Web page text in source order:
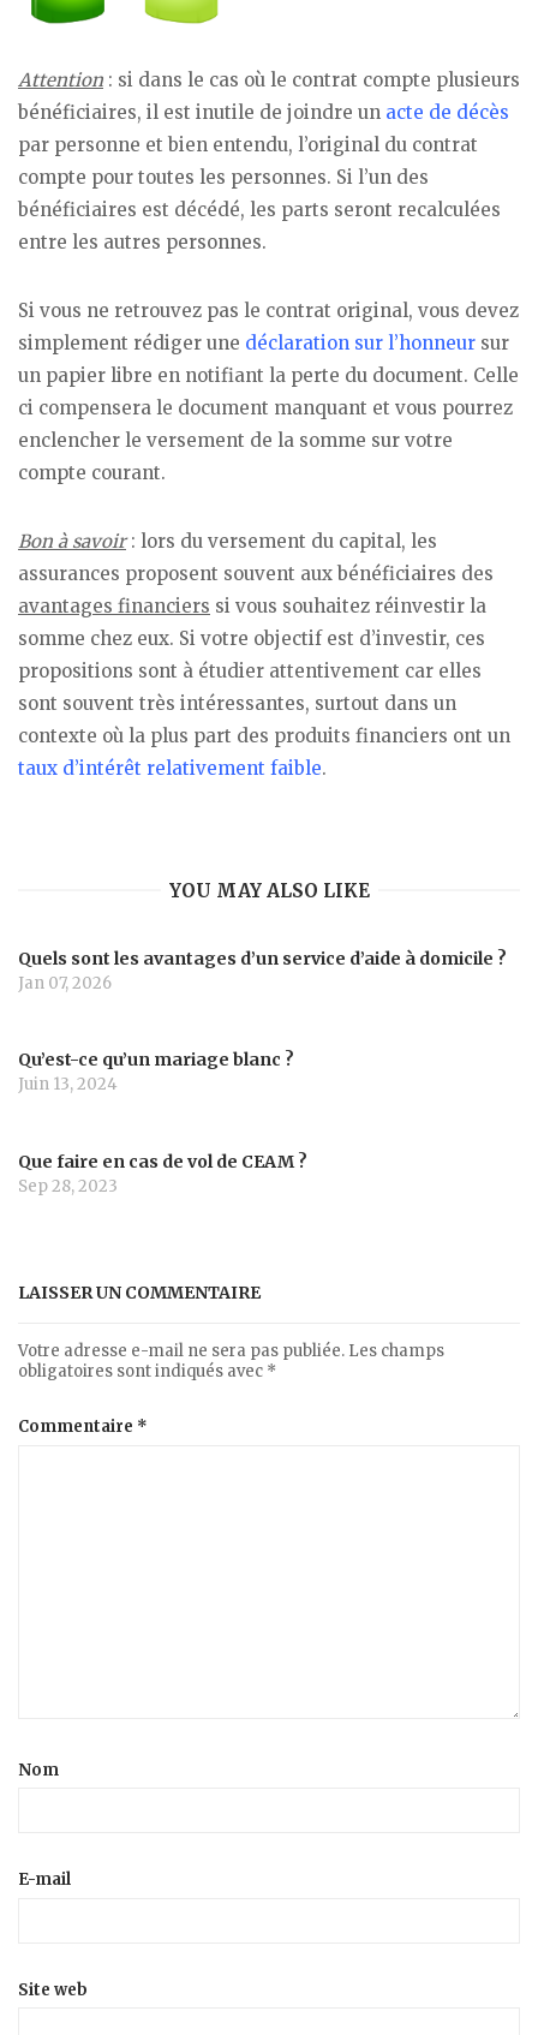
Attention : si dans le cas où le contrat compte plusieurs
bénéficiaires, il est inutile de joindre un acte de décès
par personne et bien entendu, l’original du contrat
compte pour toutes les personnes. Si l’un des
bénéficiaires est décédé, les parts seront recalculées
entre les autres personnes.
Si vous ne retrouvez pas le contrat original, vous devez
simplement rédiger une déclaration sur l’honneur sur
un papier libre en notifiant la perte du document. Celle
ci compensera le document manquant et vous pourrez
enclencher le versement de la somme sur votre
compte courant.
Bon à savoir: lors du versement du capital, les
assurances proposent souvent aux bénéficiaires des
avantages financiers si vous souhaitez réinvestir la
somme chez eux. Si votre objectif est d’investir, ces
propositions sont à étudier attentivement car elles
sont souvent très intéressantes, surtout dans un
contexte où la plus part des produits financiers ont un
taux d’intérêt relativement faible.
YOU MAY ALSO LIKE
Quels sont les avantages d’un service d’aide à domicile ?
Jan 07, 2026
Qu’est-ce qu’un mariage blanc ?
Juin 13, 2024
Que faire en cas de vol de CEAM ?
Sep 28, 2023
LAISSER UN COMMENTAIRE
Votre adresse e-mail ne sera pas publiée. Les champs
obligatoires sont indiqués avec *
Commentaire *
Nom
E-mail
Site web